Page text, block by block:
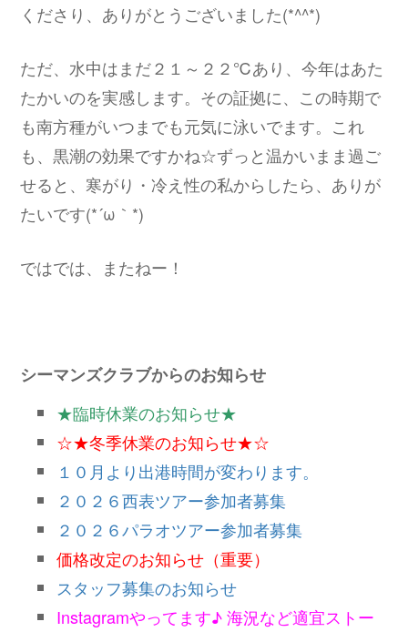
くださり、ありがとうございました(*^^*)
ただ、水中はまだ２１～２２℃あり、今年はあた
たかいのを実感します。その証拠に、この時期で
も南方種がいつまでも元気に泳いでます。これ
も、黒潮の効果ですかね☆ずっと温かいまま過ご
せると、寒がり・冷え性の私からしたら、ありが
たいです(*´ω｀*)
ではでは、またねー！
シーマンズクラブからのお知らせ
★臨時休業のお知らせ★
☆★冬季休業のお知らせ★☆
１０月より出港時間が変わります。
２０２６西表ツアー参加者募集
２０２６パラオツアー参加者募集
価格改定のお知らせ（重要）
スタッフ募集のお知らせ
Instagramやってます♪ 海況など適宜ストー